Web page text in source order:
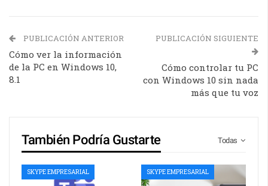
PUBLICACIÓN ANTERIOR
Cómo ver la información
de la PC en Windows 10,
8.1
PUBLICACIÓN SIGUIENTE
Cómo controlar tu PC
con Windows 10 sin nada
más que tu voz
Todas
También Podría Gustarte
SKYPE EMPRESARIAL SKYPE EMPRESARIAL